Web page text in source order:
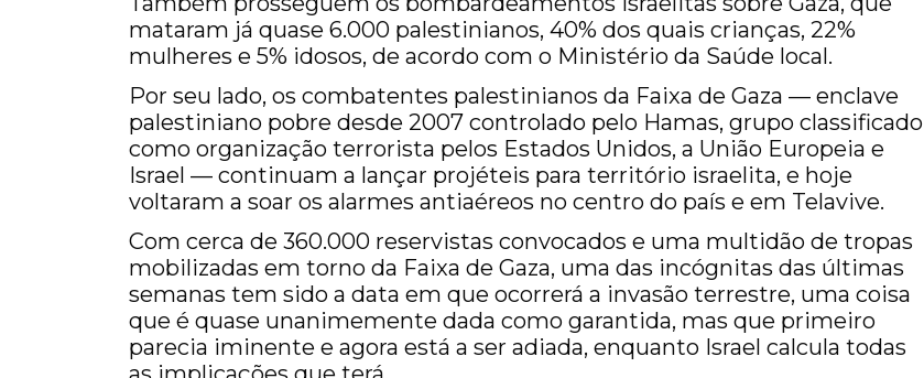
mataram já quase 6.000 palestinianos, 40% dos quais crianças, 22%
mulheres e 5% idosos, de acordo com o Ministério da Saúde local.
Por seu lado, os combatentes palestinianos da Faixa de Gaza — enclave
palestiniano pobre desde 2007 controlado pelo Hamas, grupo classificado
como organização terrorista pelos Estados Unidos, a União Europeia e
Israel — continuam a lançar projéteis para território israelita, e hoje
voltaram a soar os alarmes antiaéreos no centro do país e em Telavive.
Com cerca de 360.000 reservistas convocados e uma multidão de tropas
mobilizadas em torno da Faixa de Gaza, uma das incógnitas das últimas
semanas tem sido a data em que ocorrerá a invasão terrestre, uma coisa
que é quase unanimemente dada como garantida, mas que primeiro
parecia iminente e agora está a ser adiada, enquanto Israel calcula todas